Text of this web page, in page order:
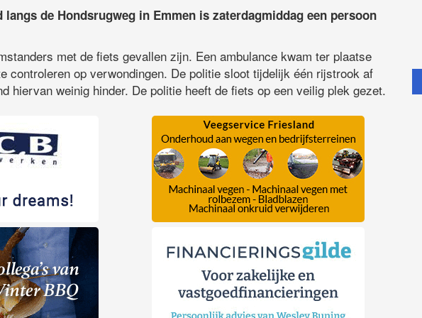
langs de Hondsrugweg in Emmen is zaterdagmiddag een persoon
met de fiets gevallen zijn. Een ambulance kwam ter plaatse
controleren op verwondingen. De politie sloot tijdelijk één rijstrook af
hiervan weinig hinder. De politie heeft de fiets op een veilig plek gezet.